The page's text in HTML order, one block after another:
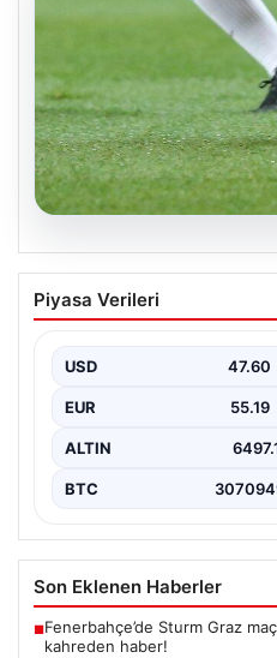
05.08.2026
04 Ağustos 2026
Programı ve Yayın
oldukça hareketli ve
Piyasa Verileri
USD 47.60
EUR 55.19
ALTIN
BTC
Son Eklenen Haberler
■Fenerbahçe’de Sturm Graz
kahreden haber!